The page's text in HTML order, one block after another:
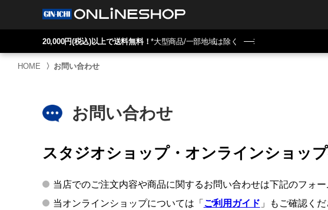
20,000円(税込)以上で送料無料！*大型商品/一部地域は除く
HOME 〉 お問い合わせ
お問い合わせ
スタジオショップ・オンラインショッ
当店でのご注文内容や商品に関するお問い合わせは下記のフォー
当オンラインショップについては「 ご利用ガイド 」もご確認くだ